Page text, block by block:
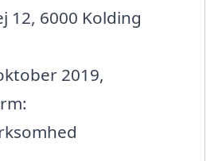
12, 6000 Kolding
2019,